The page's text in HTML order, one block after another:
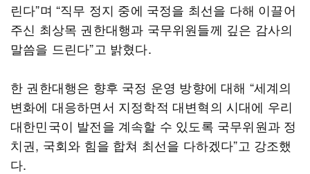
린다”며 “직무 정지 중에 국정을 최선을 다해 이끌어
주신 최상목 권한대행과 국무위원들께 깊은 감사의
말씀을 드린다”고 밝혔다.
한 권한대행은 향후 국정 운영 방향에 대해 “세계의
변화에 대응하면서 지정학적 대변혁의 시대에 우리
대한민국이 발전을 계속할 수 있도록 국무위원과 정
치권, 국회와 힘을 합쳐 최선을 다하겠다”고 강조했
다.